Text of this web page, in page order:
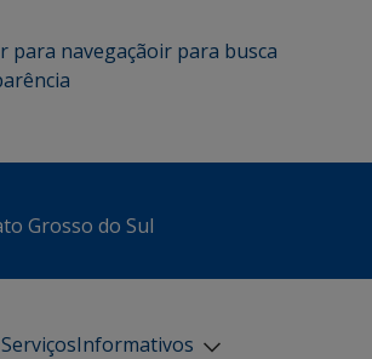
para navegaçãoir para busca
Grosso do Sul
ServiçosInformativos